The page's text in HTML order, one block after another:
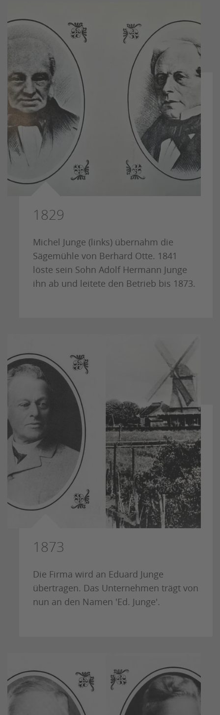
1829
Michel Junge (links) übernahm die
Sägemühle von Berhard Otte. 1841
löste sein Sohn Adolf Hermann Junge
ihn ab und leitete den Betrieb bis 1873.
1873
Die Firma wird an Eduard Junge
übertragen. Das Unternehmen trägt von
nun an den Namen 'Ed. Junge'.